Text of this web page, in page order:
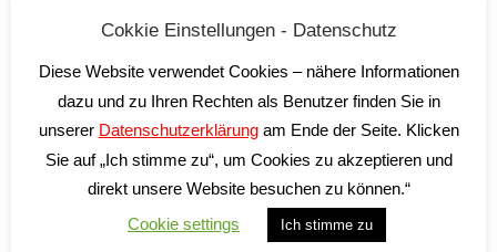
Versandkosten
Lieferzeit:2-5 Tage*
In den Warenkorb
Cokkie Einstellungen - Datenschutz
Diese Website verwendet Cookies – nähere Informationen
dazu und zu Ihren Rechten als Benutzer finden Sie in
unserer Datenschutzerklärungam Ende der Seite. Klicken
Sie auf „Ich stimme zu“, um Cookies zu akzeptieren und
direkt unsere Website besuchen zu können.“
Cookie settings
Ich stimme zu